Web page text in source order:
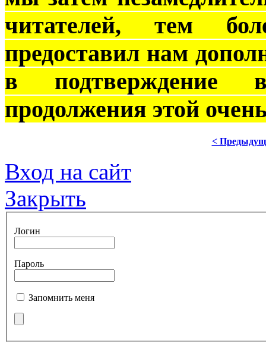
читателей, тем
предоставил нам
в подтверждение
продолжения этой
<
Вход на сайт
Закрыть
Логин
Пароль
Запомнить меня